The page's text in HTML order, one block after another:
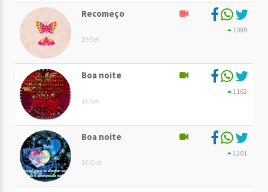
Recomeço
19 Set
1089
Boa noite
16 Set
1162
Boa noite
16 Out
1201